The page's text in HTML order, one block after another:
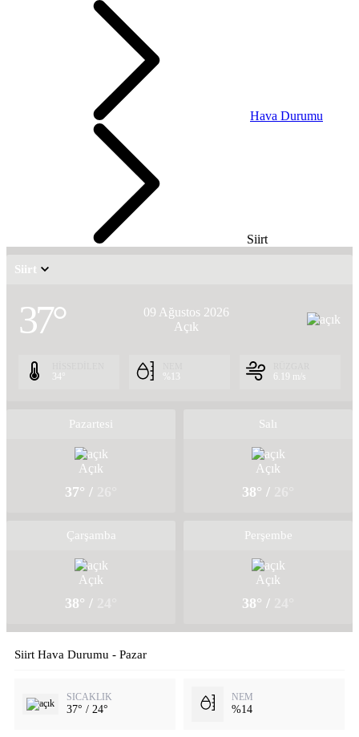
Hava Durumu
Siirt
Siirt
37°
09 Ağustos 2026
Açık
34° %13 6.19 m/s
Pazartesi
Açık
37° /
Salı
Açık
38° /
Çarşamba
Açık
38° /
Perşembe
Açık
38° /
Siirt Hava Durumu - Pazar
SICAKLIK
37° / 24°
NEM
%14